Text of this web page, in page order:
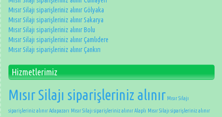
Mısır Silajı siparişleriniz alınır Gölyaka
Mısır Silajı siparişleriniz alınır Sakarya
Mısır Silajı siparişleriniz alınır Bolu
Mısır Silajı siparişleriniz alınır Çamlıdere
Mısır Silajı siparişleriniz alınır Çankırı
Hizmetlerimiz
Mısır Silajı siparişleriniz alınır Mısır Silajı
siparişleriniz alınır Adapazarı Mısır Silajı siparişleriniz alınır Alaplı Mısır Silajı siparişleriniz alınır